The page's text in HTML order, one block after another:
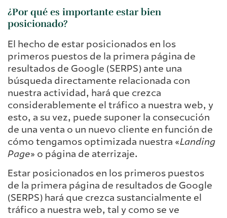
¿Por qué es importante estar bien
posicionado?
El hecho de estar posicionados en los
primeros puestos de la primera página de
resultados de Google (SERPS) ante una
búsqueda directamente relacionada con
nuestra actividad, hará que crezca
considerablemente el tráfico a nuestra web, y
esto, a su vez, puede suponer la consecución
de una venta o un nuevo cliente en función de
cómo tengamos optimizada nuestra «Landing
Page» o página de aterrizaje.
Estar posicionados en los primeros puestos
de la primera página de resultados de Google
(SERPS) hará que crezca sustancialmente el
tráfico a nuestra web, tal y como se ve